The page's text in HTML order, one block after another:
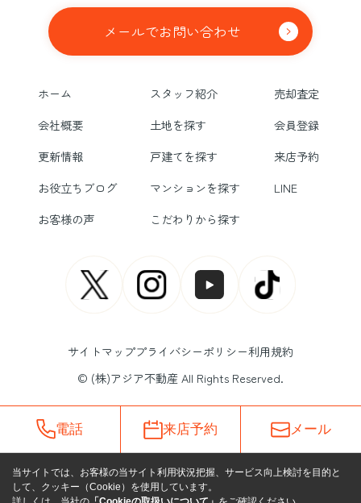
メールでお問い合わせ
ホーム スタッフ紹介
売却査定
会社概要
土地を探す
会員登録
更新情報
戸建てを探す
来店予約
お役立ちブログ
マンションを探す
LINE
お客様の声
こだわりから探す
サイトマッププライバシーポリシー利用規約
© (株)アジア不動産 All Rights Reserved.
電話 来店予約 メール
当サイトでは、お客様の当サイト利用状況把握、サービス向上検討を目的と
して、クッキー（Cookie）を使用しています。